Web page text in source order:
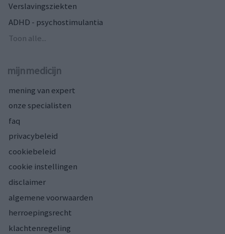
Verslavingsziekten
ADHD - psychostimulantia
Toon alle...
mijnmedicijn
mening van expert
onze specialisten
faq
privacybeleid
cookiebeleid
cookie instellingen
disclaimer
algemene voorwaarden
herroepingsrecht
klachtenregeling